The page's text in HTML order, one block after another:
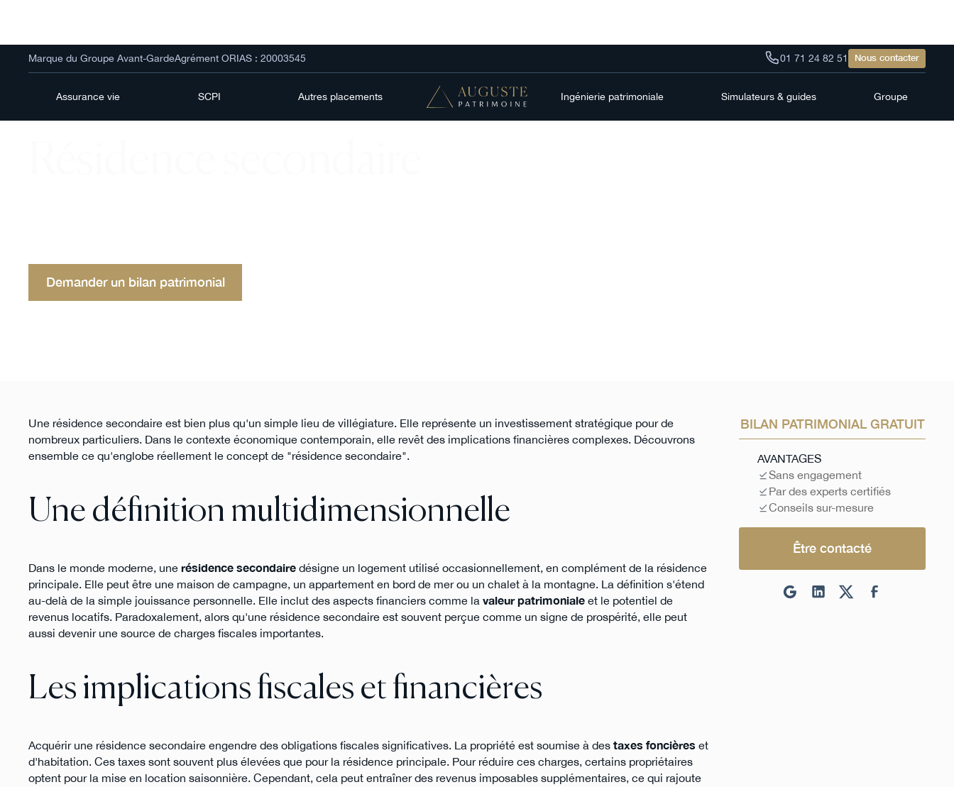
Marque du Groupe Avant-GardeAgrément ORIAS : 20003545 01 71 24 82 51 Nous contacter
Assurance vie SCPI Autres placements Ingénierie patrimoniale Simulateurs & guides Groupe
Demander un bilan patrimonial
Une résidence secondaire est bien plus qu'un simple lieu de villégiature. Elle représente un investissement stratégique pour de
nombreux particuliers. Dans le contexte économique contemporain, elle revêt des implications financières complexes. Découvrons
ensemble ce qu'englobe réellement le concept de "résidence secondaire".
Une définition multidimensionnelle
Dans le monde moderne, une résidence secondairedésigne un logement utilisé occasionnellement, en complément de la résidence
principale. Elle peut être une maison de campagne, un appartement en bord de mer ou un chalet à la montagne. La définition s'étend
au-delà de la simple jouissance personnelle. Elle inclut des aspects financiers comme la valeur patrimonialeet le potentiel de
revenus locatifs. Paradoxalement, alors qu'une résidence secondaire est souvent perçue comme un signe de prospérité, elle peut
aussi devenir une source de charges fiscales importantes.
Les implications fiscales et financières
Acquérir une résidence secondaire engendre des obligations fiscales significatives. La propriété est soumise à des taxes foncières et
d'habitation. Ces taxes sont souvent plus élevées que pour la résidence principale. Pour réduire ces charges, certains propriétaires
optent pour la mise en location saisonnière. Cependant, cela peut entraîner des revenus imposables supplémentaires, ce qui rajoute
BILAN PATRIMONIAL GRATUIT
AVANTAGES
Sans engagement
Par des experts certifiés
Conseils sur-mesure
Être contacté